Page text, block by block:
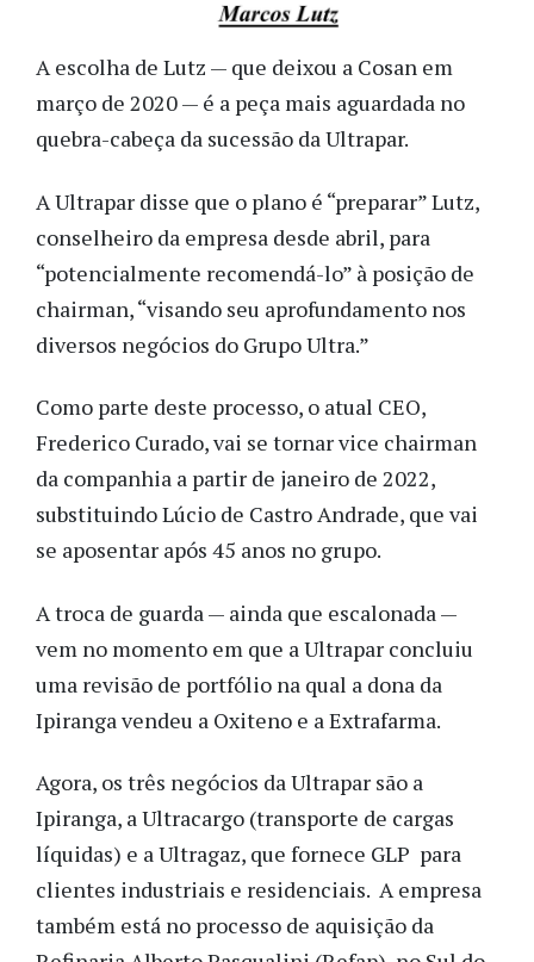
A escolha de Lutz — que deixou a Cosan em
março de 2020 — é a peça mais aguardada no
quebra-cabeça da sucessão da Ultrapar.
A Ultrapar disse que o plano é “preparar” Lutz,
conselheiro da empresa desde abril, para
“potencialmente recomendá-lo” à posição de
chairman, “visando seu aprofundamento nos
diversos negócios do Grupo Ultra.”
Como parte deste processo, o atual CEO,
Frederico Curado, vai se tornar vice chairman
da companhia a partir de janeiro de 2022,
substituindo Lúcio de Castro Andrade, que vai
se aposentar após 45 anos no grupo.
A troca de guarda — ainda que escalonada —
vem no momento em que a Ultrapar concluiu
uma revisão de portfólio na qual a dona da
Ipiranga vendeu a Oxiteno e a Extrafarma.
Agora, os três negócios da Ultrapar são a
Ipiranga, a Ultracargo (transporte de cargas
líquidas) e a Ultragaz, que fornece GLP para
clientes industriais e residenciais. A empresa
também está no processo de aquisição da